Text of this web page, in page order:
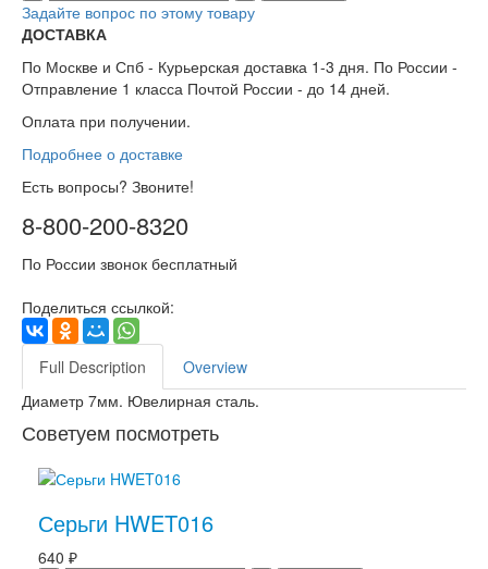
Задайте вопрос по этому товару
ДОСТАВКА
По Москве и Спб - Курьерская доставка 1-3 дня. По России -
Отправление 1 класса Почтой России - до 14 дней.
Оплата при получении.
Подробнее о доставке
Есть вопросы? Звоните!
8-800-200-8320
По России звонок бесплатный
Поделиться ссылкой:
Full Description
Overview
Диаметр 7мм. Ювелирная сталь.
Советуем посмотреть
Серьги HWET016
640 ₽